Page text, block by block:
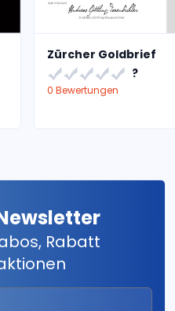
Zürcher Goldbrief
?
0 Bewertungen
Rabatt